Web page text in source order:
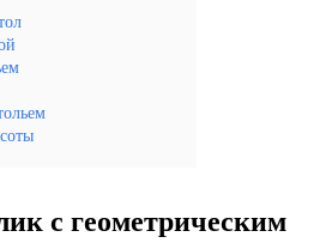
с геометрическим